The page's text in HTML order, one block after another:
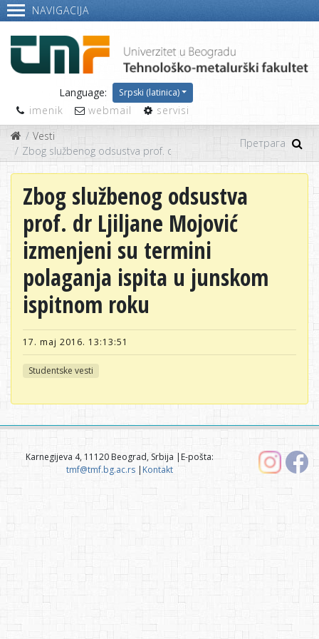
NAVIGACIJA
Language: Srpski (latinica)
imenik webmail
servisi
Vesti
Zbog službenog odsustva prof. dr Ljiljane Mojović izmenjeni
Zbog službenog odsustva
prof. dr Ljiljane Mojović
izmenjeni su termini
polaganja ispita u junskom
ispitnom roku
17. maj 2016. 13:13:51
Studentske vesti
Karnegijeva 4, 11120 Beograd, Srbija |E-pošta:
tmf@tmf.bg.ac.rs| Kontakt